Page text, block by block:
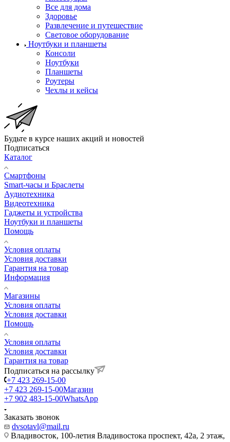
Все для дома
Здоровье
Развлечение и путешествие
Световое оборудование
Ноутбуки и планшеты
Консоли
Ноутбуки
Планшеты
Роутеры
Чехлы и кейсы
Будьте в курсе наших акций и новостей
Подписаться
Каталог
Смартфоны
Smart-часы и Браслеты
Аудиотехника
Видеотехника
Гаджеты и устройства
Ноутбуки и планшеты
Помощь
Условия оплаты
Условия доставки
Гарантия на товар
Информация
Магазины
Условия оплаты
Условия доставки
Помощь
Условия оплаты
Условия доставки
Гарантия на товар
Подписаться на рассылку
+7 423 269-15-00
+7 423 269-15-00Магазин
+7 902 483-15-00WhatsApp
Заказать звонок
dvsotavl@mail.ru
Владивосток, 100-летия Владивостока проспект, 42а, 2 этаж,